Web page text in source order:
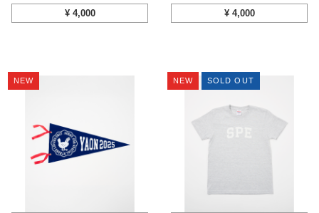
¥ 4,000 ¥ 4,000
NEW NEW SOLD OUT